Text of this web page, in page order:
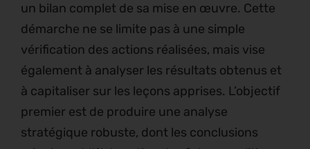
un bilan complet de sa mise en œuvre. Cette
démarche ne se limite pas à une simple
vérification des actions réalisées, mais vise
également à analyser les résultats obtenus et
à capitaliser sur les leçons apprises. L’objectif
premier est de produire une analyse
stratégique robuste, dont les conclusions